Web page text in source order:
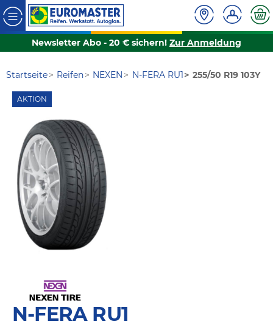
Newsletter Abo - 20 € sichern! Zur Anmeldung
Startseite Reifen NEXEN N-FERA RU1 255/50 R19 103Y
AKTION
N-FERA RU1